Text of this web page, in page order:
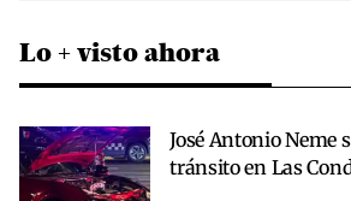
Lo + visto ahora
José Antonio Neme
tránsito en Las